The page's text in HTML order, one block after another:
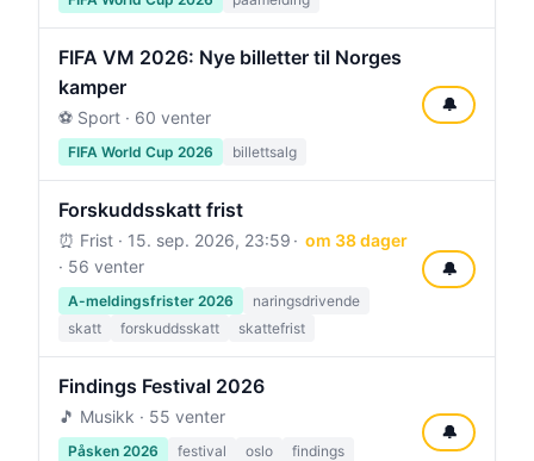
FIFA VM 2026: Nye billetter til Norges
kamper
⚽ Sport · 60 venter
FIFA World Cup 2026 billettsalg
🔔
Forskuddsskatt frist
⏰ Frist · 15. sep. 2026, 23:59
om 38 dager
· 56 venter
A-meldingsfrister 2026
naringsdrivende
skatt
forskuddsskatt skattefrist
🔔
Findings Festival 2026
🎵 Musikk · 55 venter
Påsken 2026 festival oslo
findings
🔔